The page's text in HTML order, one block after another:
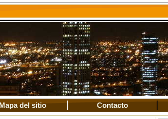
del sitio Contacto